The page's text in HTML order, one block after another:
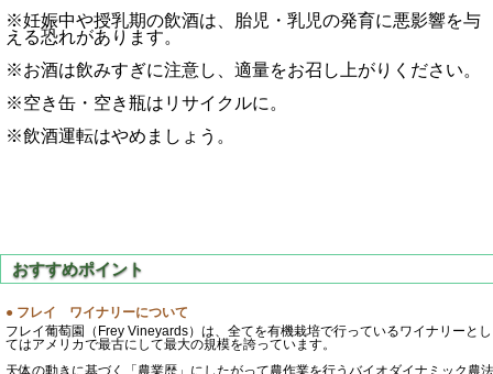
※妊娠中や授乳期の飲酒は、胎児・乳児の発育に悪影響を与
える恐れがあります。
※お酒は飲みすぎに注意し、適量をお召し上がりください。
※空き缶・空き瓶はリサイクルに。
※飲酒運転はやめましょう。
● フレイ ワイナリーについて
フレイ葡萄園（Frey Vineyards）は、全てを有機栽培で行っているワイナリーとし
てはアメリカで最古にして最大の規模を誇っています。
天体の動きに基づく「農業歴」にしたがって農作業を行うバイオダイナミック農法